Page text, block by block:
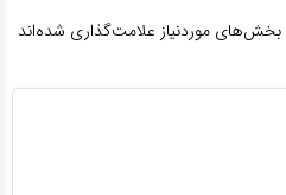
بخش‌های موردنیاز علامت‌گذاری شده‌اند